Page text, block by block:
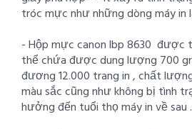
tróc mực như những dòng máy in
- Hộp mực canon lbp 8630 được
thể chứa được dung lượng 700
đương 12.000 trang in , chất
màu sắc cũng như không bị tình
hưởng đến tuổi thọ máy in về sau .